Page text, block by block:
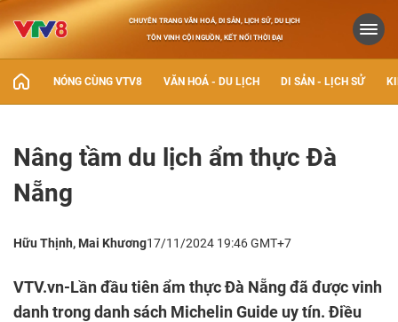
CHUYÊN TRANG VĂN HOÁ, DI SẢN, LỊCH SỬ, DU LỊCH
TÔN VINH CỘI NGUỒN, KẾT NỐI THỜI ĐẠI
NÓNG CÙNG VTV8 VĂN HOÁ - DU LỊCH DI SẢN - LỊCH SỬ
Nâng tầm du lịch ẩm thực Đà
Nẵng
Hữu Thịnh, Mai Khương17/11/2024 19:46 GMT+7
VTV.vn-Lần đầu tiên ẩm thực Đà Nẵng đã được vinh
danh trong danh sách Michelin Guide uy tín. Điều